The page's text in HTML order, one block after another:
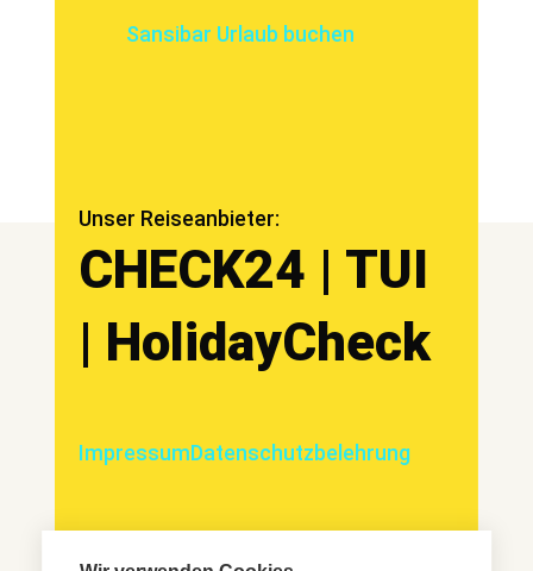
Sansibar Urlaub buchen
Unser Reiseanbieter:
CHECK24 | TUI
| HolidayCheck
ImpressumDatenschutzbelehrung